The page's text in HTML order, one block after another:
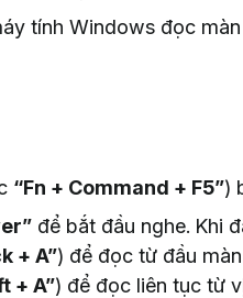
tính Windows đọc
“Fn + Command + F5”)
để bắt đầu nghe. Khi
+ A”) để đọc từ đầu
+ A”) để đọc liên tục từ